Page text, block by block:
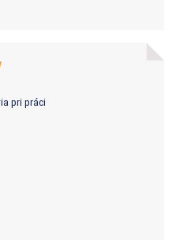
pri práci